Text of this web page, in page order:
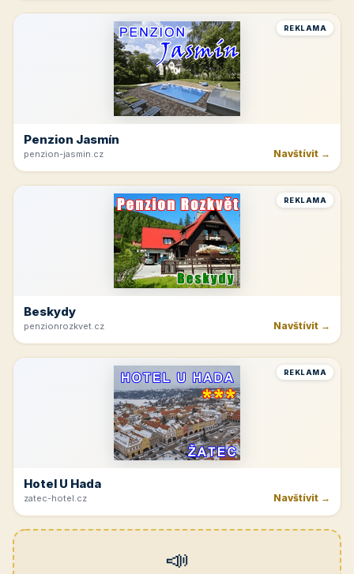
REKLAMA
Penzion Jasmín
penzion-jasmin.cz Navštívit →
REKLAMA
Beskydy
penzionrozkvet.cz Navštívit →
REKLAMA
Hotel U Hada
zatec-hotel.cz Navštívit →
📣